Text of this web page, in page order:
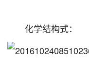
化学结构式：